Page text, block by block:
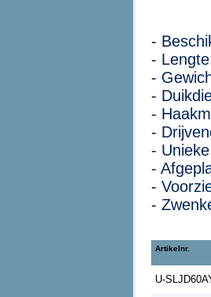
-
-
-
-
-
-
-
-
-
-
Artikelnr.
U-